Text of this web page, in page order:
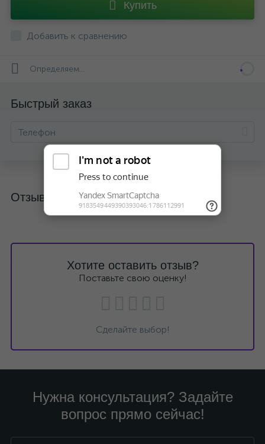
Купить
Добавить к сравнению
Определяем...
Быстрый заказ
Отзывы
Хотите оставить отзыв?
Поставьте свою оценку!
Сделайте выбор!
Нужна консультация? Задайте
вопрос прямо сейчас!